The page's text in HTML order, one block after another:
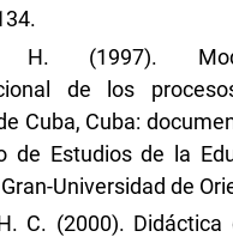
H. (1997).
de los
Cuba, Cuba:
de Estudios de la
Universidad de
C. (2000). Didáctica